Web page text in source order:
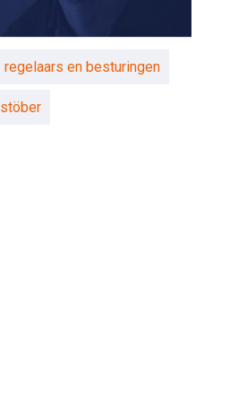
regelaars en besturingen
stöber